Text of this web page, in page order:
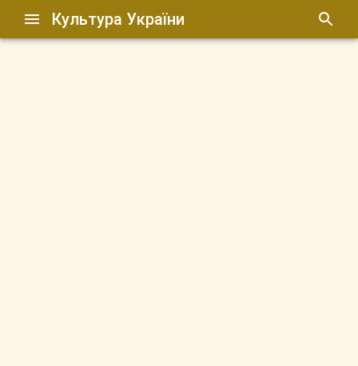
Культура України